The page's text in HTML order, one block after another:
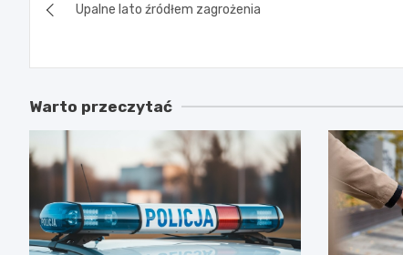
wpisuUpalne lato źródłem zagrożenia
Warto przeczytać